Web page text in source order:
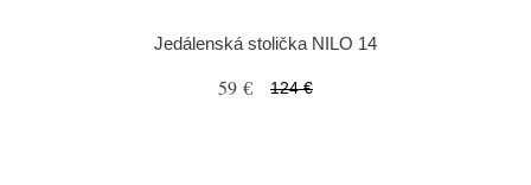
Jedálenská stolička NILO 14
59 € 124 €